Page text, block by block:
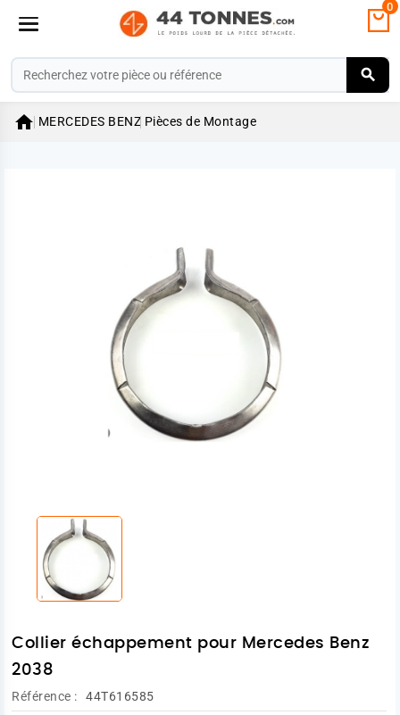
0
 MERCEDES BENZ Pièces de Montage
Collier échappement pour Mercedes Benz
2038
Référence : 44T616585